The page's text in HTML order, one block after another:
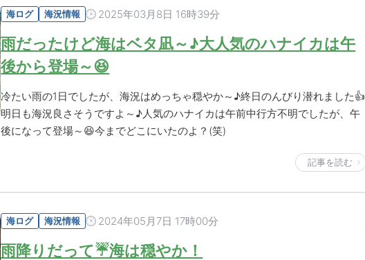
海ログ 海況情報 2025年03月8日 16時39分
雨だったけど海はベタ凪～♪大人気のハナイカは午
後から登場～😆
冷たい雨の1日でしたが、海況はめっちゃ穏やか～♪終日のんびり潜れました👍
明日も海況良さそうですよ～♪人気のハナイカは午前中行方不明でしたが、午
後になって登場～😆今までどこにいたのよ？(笑)
記事を読む
海ログ 海況情報 2024年05月7日 17時00分
雨降りだって☔海は穏やか！